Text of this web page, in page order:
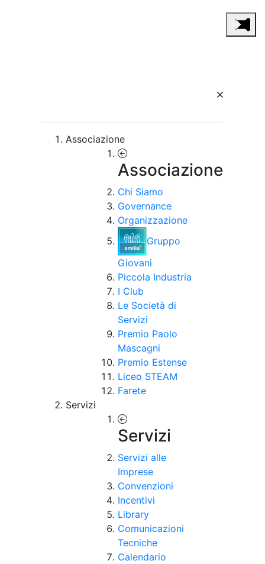
Associazione
Associazione
Chi Siamo
Governance
Organizzazione
Gruppo
Giovani
Piccola Industria
I Club
Le Società di
Servizi
Premio Paolo
Mascagni
Premio Estense
Liceo STEAM
Farete
Servizi
Servizi
Servizi alle
Imprese
Convenzioni
Incentivi
Library
Comunicazioni
Tecniche
Calendario